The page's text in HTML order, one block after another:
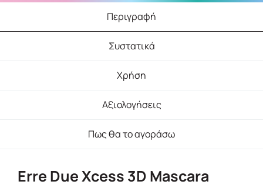
Περιγραφή
Συστατικά
Χρήση
Αξιολογήσεις
Πως θα το αγοράσω
Erre Due Xcess 3D Mascara